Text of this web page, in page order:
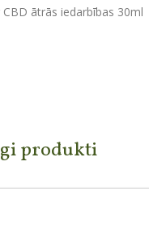
ātrās iedarbības 30ml
produkti